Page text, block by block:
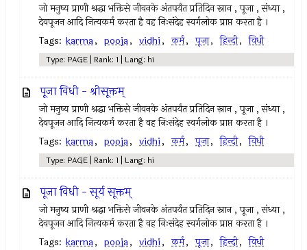
जो मनुष्य प्राणी श्रद्धा भक्तिसे जीवनके अंतपर्यंत प्रतिदिन स्नान , पूजा , संध्या ,
देवपूजन आदि नित्यकर्म करता है वह निःसंदेह स्वर्गलोक प्राप्त करता है ।
Tags: karma, pooja, vidhi, कर्म, पूजा, हिन्दी, विधी
Type: PAGE | Rank: 1 | Lang: hi
पूजा विधी - श्रीसूक्तम्
जो मनुष्य प्राणी श्रद्धा भक्तिसे जीवनके अंतपर्यंत प्रतिदिन स्नान , पूजा , संध्या ,
देवपूजन आदि नित्यकर्म करता है वह निःसंदेह स्वर्गलोक प्राप्त करता है ।
Tags: karma, pooja, vidhi, कर्म, पूजा, हिन्दी, विधी
Type: PAGE | Rank: 1 | Lang: hi
पूजा विधी - सूर्य सूक्तम्
जो मनुष्य प्राणी श्रद्धा भक्तिसे जीवनके अंतपर्यंत प्रतिदिन स्नान , पूजा , संध्या ,
देवपूजन आदि नित्यकर्म करता है वह निःसंदेह स्वर्गलोक प्राप्त करता है ।
Tags: karma, pooja, vidhi, कर्म, पूजा, हिन्दी, विधी